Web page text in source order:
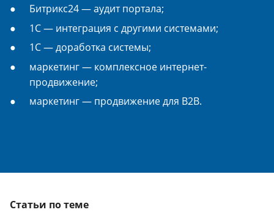
Битрикс24 — аудит портала;
1С — интеграция с другими системами;
1С — доработка системы;
маркетинг — комплексное интернет-
продвижение;
маркетинг — продвижение для B2B.
Статьи по теме